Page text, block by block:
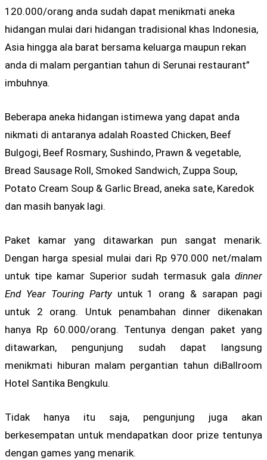
120.000/orang anda sudah dapat menikmati aneka
hidangan mulai dari hidangan tradisional khas Indonesia,
Asia hingga ala barat bersama keluarga maupun rekan
anda di malam pergantian tahun di Serunai restaurant”
imbuhnya.
Beberapa aneka hidangan istimewa yang dapat anda
nikmati di antaranya adalah Roasted Chicken, Beef
Bulgogi, Beef Rosmary, Sushindo, Prawn & vegetable,
Bread Sausage Roll, Smoked Sandwich, Zuppa Soup,
Potato Cream Soup & Garlic Bread, aneka sate, Karedok
dan masih banyak lagi.
Paket kamar yang ditawarkan pun sangat menarik.
Dengan harga spesial mulai dari Rp 970.000 net/malam
untuk tipe kamar Superior sudah termasuk gala dinner
End Year Touring Partyuntuk 1 orang & sarapan pagi
untuk 2 orang. Untuk penambahan dinner dikenakan
hanya Rp 60.000/orang. Tentunya dengan paket yang
ditawarkan, pengunjung sudah dapat langsung
menikmati hiburan malam pergantian tahun diBallroom
Hotel Santika Bengkulu.
Tidak hanya itu saja, pengunjung juga akan
berkesempatan untuk mendapatkan door prize tentunya
dengan games yang menarik.